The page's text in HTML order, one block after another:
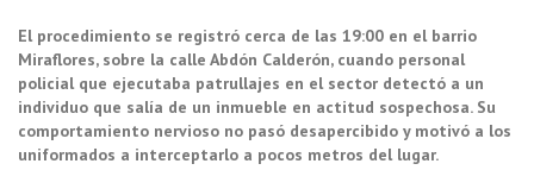
El procedimiento se registró cerca de las 19:00 en el barrio
Miraflores, sobre la calle Abdón Calderón, cuando personal
policial que ejecutaba patrullajes en el sector detectó a un
individuo que salía de un inmueble en actitud sospechosa. Su
comportamiento nervioso no pasó desapercibido y motivó a los
uniformados a interceptarlo a pocos metros del lugar.